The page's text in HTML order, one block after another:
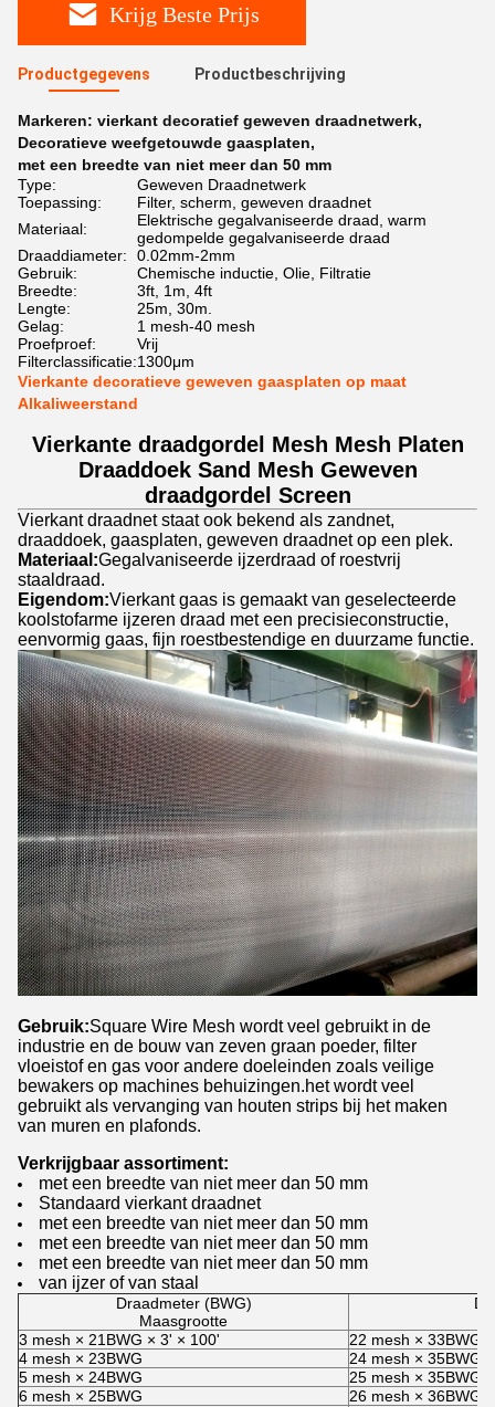
Krijg Beste Prijs
Productgegevens Productbeschrijving
Markeren: vierkant decoratief geweven draadnetwerk,
Decoratieve weefgetouwde gaasplaten,
met een breedte van niet meer dan 50 mm
Type:
Geweven Draadnetwerk
Toepassing:
Filter, scherm, geweven draadnet
Materiaal:
Elektrische gegalvaniseerde draad, warm
gedompelde gegalvaniseerde draad
Draaddiameter:
0.02mm-2mm
Gebruik:
Chemische inductie, Olie, Filtratie
Breedte:
3ft, 1m, 4ft
Lengte:
25m, 30m.
Gelag:
1 mesh-40 mesh
Proefproef:
Vrij
Filterclassificatie:1300μm
Vierkante decoratieve geweven gaasplaten op maat
Alkaliweerstand
Vierkante draadgordel Mesh Mesh Platen
Draaddoek Sand Mesh Geweven
draadgordel Screen
Vierkant draadnet staat ook bekend als zandnet,
draaddoek, gaasplaten, geweven draadnet op een plek.
Materiaal:Gegalvaniseerde ijzerdraad of roestvrij
staaldraad.
Eigendom:Vierkant gaas is gemaakt van geselecteerde
koolstofarme ijzeren draad met een precisieconstructie,
eenvormig gaas, fijn roestbestendige en duurzame functie.
Gebruik:Square Wire Mesh wordt veel gebruikt in de
industrie en de bouw van zeven graan poeder, filter
vloeistof en gas voor andere doeleinden zoals veilige
bewakers op machines behuizingen.het wordt veel
gebruikt als vervanging van houten strips bij het maken
van muren en plafonds.
Verkrijgbaar assortiment:
met een breedte van niet meer dan 50 mm
Standaard vierkant draadnet
met een breedte van niet meer dan 50 mm
met een breedte van niet meer dan 50 mm
met een breedte van niet meer dan 50 mm
van ijzer of van staal
Draadmeter (BWG)
Maasgrootte
3 mesh × 21BWG × 3' × 100'
22 mesh × 33BWG
4 mesh × 23BWG
24 mesh × 35BWG
5 mesh × 24BWG
25 mesh × 35BWG
6 mesh × 25BWG
26 mesh × 36BWG